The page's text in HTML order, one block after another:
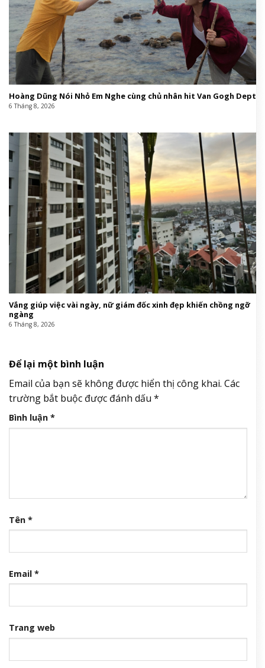
Hoàng Dũng Nói Nhỏ Em Nghe cùng chủ nhân hit Van Gogh Dept
6 Tháng 8, 2026
Vắng giúp việc vài ngày, nữ giám đốc xinh đẹp khiến chồng ngỡ
ngàng
6 Tháng 8, 2026
Để lại một bình luận
Email của bạn sẽ không được hiển thị công khai. Các
trường bắt buộc được đánh dấu *
Bình luận *
Tên *
Email *
Trang web